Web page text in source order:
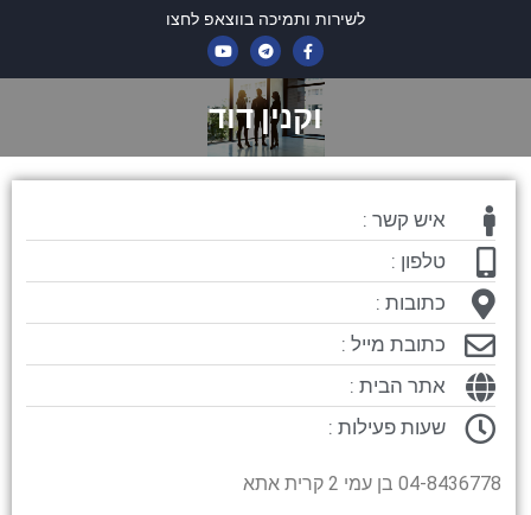
לשירות ותמיכה בווצאפ לחצו
וקנין דוד
איש קשר :
טלפון :
כתובות :
כתובת מייל :
אתר הבית :
שעות פעילות :
04-8436778 בן עמי 2 קרית אתא